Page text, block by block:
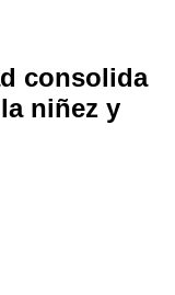
consolida
niñez y